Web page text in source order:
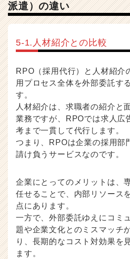
派遣）の違い
5-1.人材紹介との比較
RPO（採用代行）と人材紹介
用プロセス全体を外部委託す
す。
人材紹介は、求職者の紹介と
業務ですが、RPOでは求人広
考まで一貫して代行します。
つまり、RPOは企業の採用部
請け負うサービスなのです。
企業にとってのメリットは、
任せることで、内部リソース
点にあります。
一方で、外部委託ゆえにコミ
題や企業文化とのミスマッチ
り、長期的なコスト対効果を
ます。